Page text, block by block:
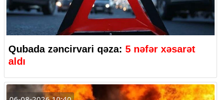
Qubada zəncirvari qəza: 5 nəfər xəsarət
aldı